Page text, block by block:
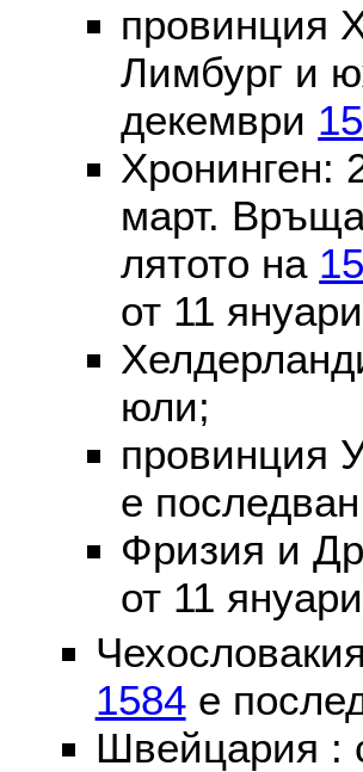
провинция
Лимбург и
декември
Хронинген:
март.
лятото на
от 11 януари
юли;
провинция
е
Фризия и
от 11 януари
1584е
Швейцария :